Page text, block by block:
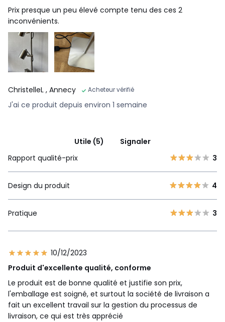
Prix presque un peu élevé compte tenu des ces 2
inconvénients.
ChristelleL , Annecy Acheteur vérifié
J'ai ce produit depuis environ 1 semaine
Utile (5)
Signaler
Rapport qualité-prix
3
Design du produit 4
Pratique 3
10/12/2023
Produit d'excellente qualité, conforme
Le produit est de bonne qualité et justifie son prix,
l'emballage est soigné, et surtout la société de livraison a
fait un excellent travail sur la gestion du processus de
livraison, ce qui est très apprécié